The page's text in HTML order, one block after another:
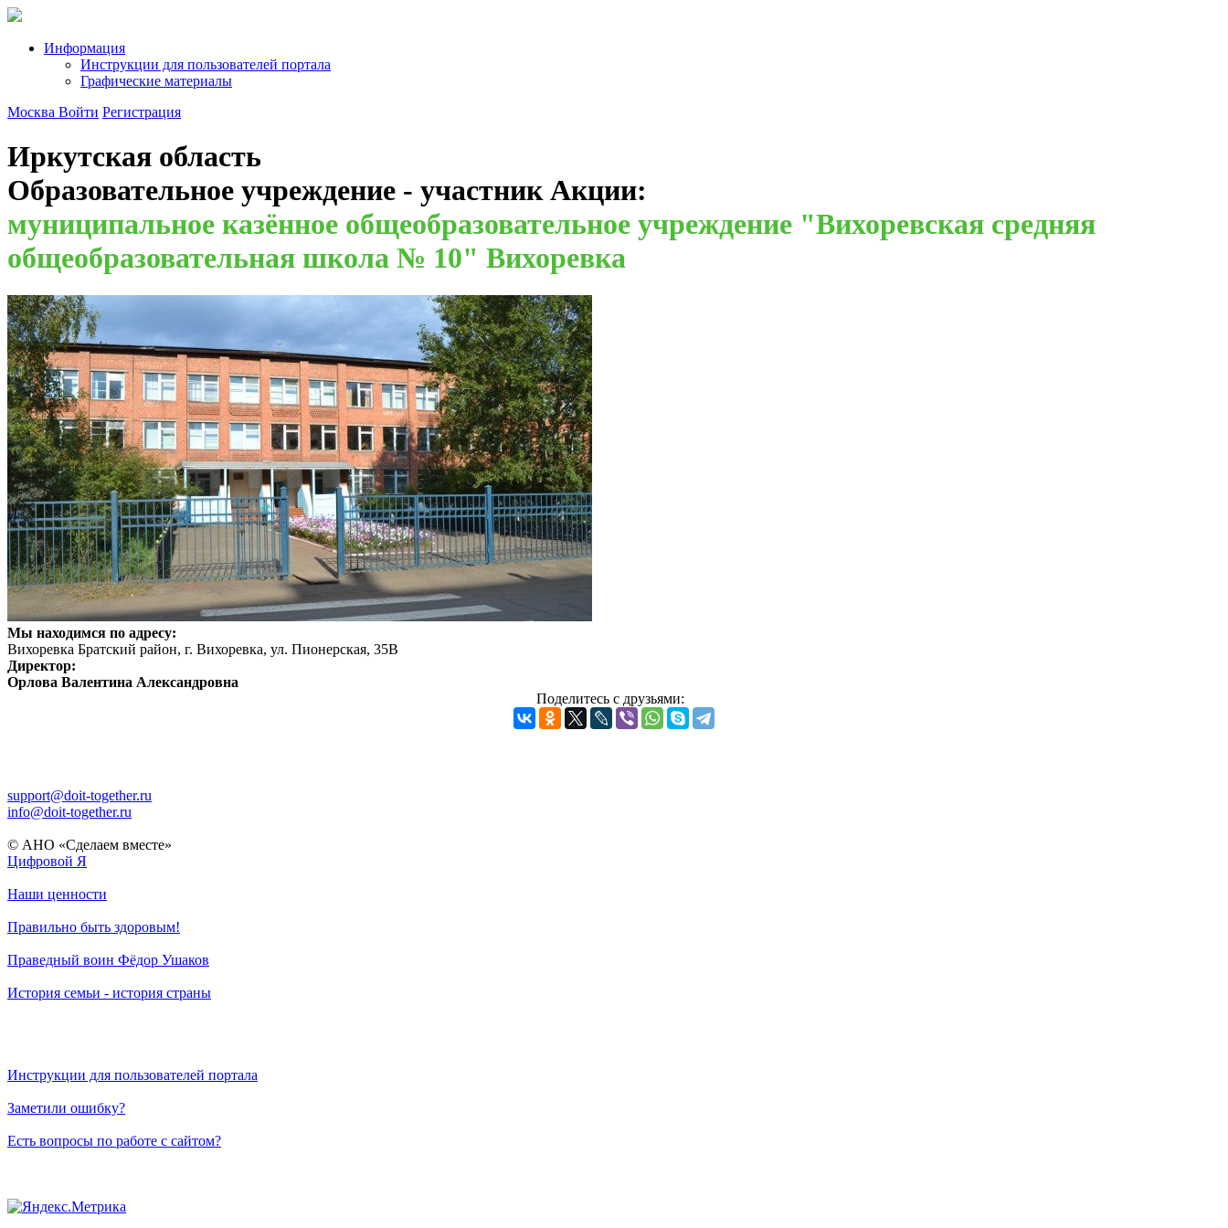
Информация
Инструкции для пользователей портала
Графические материалы
Москва Войти Регистрация
Иркутская область
Образовательное учреждение - участник Акции:
муниципальное казённое общеобразовательное учреждение "Вихоревская средняя
общеобразовательная школа № 10" Вихоревка
Мы находимся по адресу:
Вихоревка Братский район, г. Вихоревка, ул. Пионерская, 35В
Директор:
Орлова Валентина Александровна
Поделитесь с друзьями:
support@doit-together.ru
info@doit-together.ru
© АНО «Сделаем вместе»
Цифровой Я
Наши ценности
Правильно быть здоровым!
Праведный воин Фёдор Ушаков
История семьи - история страны
Инструкции для пользователей портала
Заметили ошибку?
Есть вопросы по работе с сайтом?